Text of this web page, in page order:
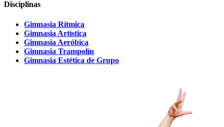
Disciplinas
Gimnasia Rítmica
Gimnasia Artística
Gimnasia Aeróbica
Gimnasia Trampolín
Gimnasia Estética de Grupo